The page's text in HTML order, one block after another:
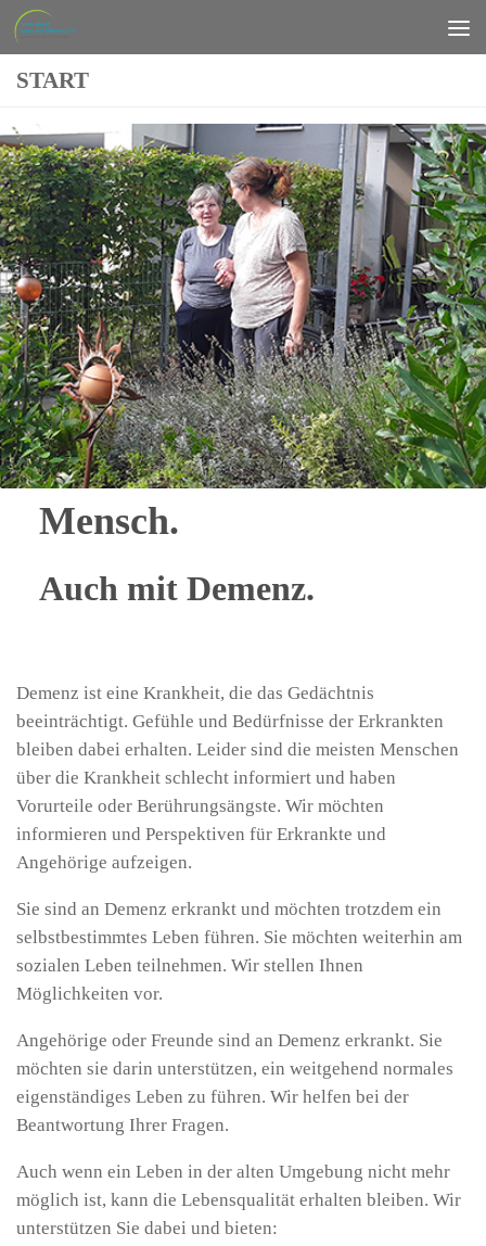
Zum Inhalt springen
START
Mensch.
Auch mit Demenz.
Demenz ist eine Krankheit, die das Gedächtnis
beeinträchtigt. Gefühle und Bedürfnisse der Erkrankten
bleiben dabei erhalten. Leider sind die meisten Menschen
über die Krankheit schlecht informiert und haben
Vorurteile oder Berührungsängste. Wir möchten
informieren und Perspektiven für Erkrankte und
Angehörige aufzeigen.
Sie sind an Demenz erkrankt und möchten trotzdem ein
selbstbestimmtes Leben führen. Sie möchten weiterhin am
sozialen Leben teilnehmen. Wir stellen Ihnen
Möglichkeiten vor.
Angehörige oder Freunde sind an Demenz erkrankt. Sie
möchten sie darin unterstützen, ein weitgehend normales
eigenständiges Leben zu führen. Wir helfen bei der
Beantwortung Ihrer Fragen.
Auch wenn ein Leben in der alten Umgebung nicht mehr
möglich ist, kann die Lebensqualität erhalten bleiben. Wir
unterstützen Sie dabei und bieten: